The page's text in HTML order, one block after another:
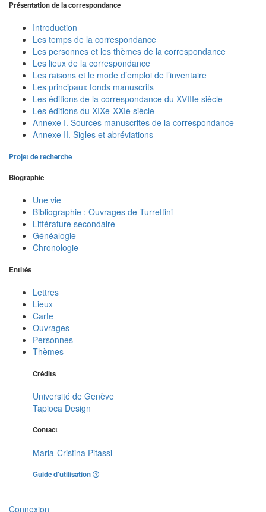
Présentation de la correspondance
Introduction
Les temps de la correspondance
Les personnes et les thèmes de la correspondance
Les lieux de la correspondance
Les raisons et le mode d’emploi de l’inventaire
Les principaux fonds manuscrits
Les éditions de la correspondance du XVIIIe siècle
Les éditions du XIXe-XXIe siècle
Annexe I. Sources manuscrites de la correspondance
Annexe II. Sigles et abréviations
Projet de recherche
Biographie
Une vie
Bibliographie : Ouvrages de Turrettini
Littérature secondaire
Généalogie
Chronologie
Entités
Lettres
Lieux
Carte
Ouvrages
Personnes
Thèmes
Crédits
Université de Genève
Tapioca Design
Contact
Maria-Cristina Pitassi
Guide d'utilisation
Connexion